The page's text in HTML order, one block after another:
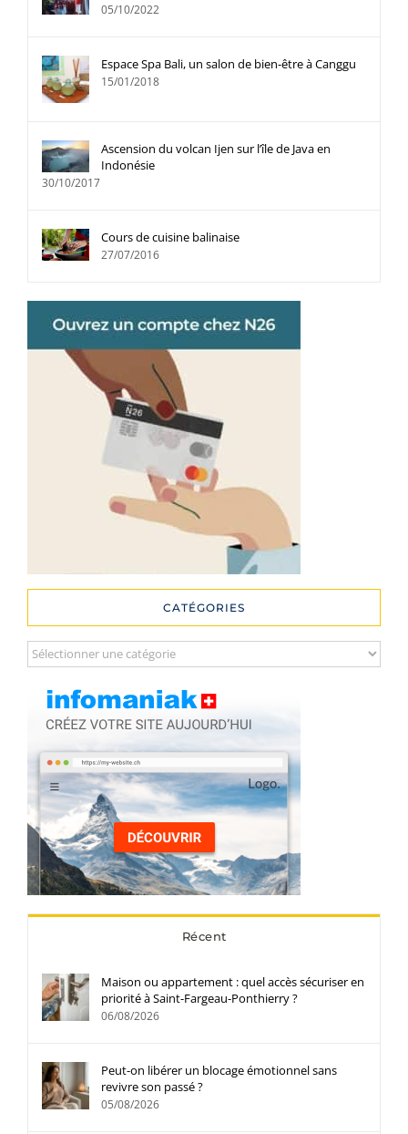
05/10/2022
Espace Spa Bali, un salon de bien-être à Canggu
15/01/2018
Ascension du volcan Ijen sur l’île de Java en
Indonésie
30/10/2017
Cours de cuisine balinaise
27/07/2016
CATÉGORIES
Catégories
Récent
Maison ou appartement : quel accès sécuriser en
priorité à Saint-Fargeau-Ponthierry ?
06/08/2026
Peut-on libérer un blocage émotionnel sans
revivre son passé ?
05/08/2026